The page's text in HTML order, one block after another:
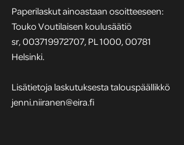
Paperilaskut ainoastaan osoitteeseen:
Touko Voutilaisen koulusäätiö
sr, 003719972707, PL 1000, 00781
Helsinki.
Lisätietoja laskutuksesta talouspäällikkö
jenni.niiranen@eira.fi